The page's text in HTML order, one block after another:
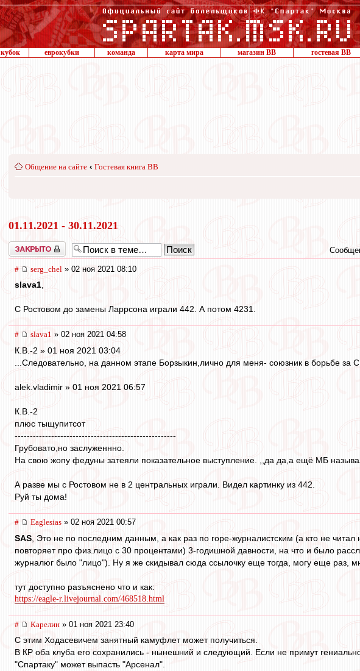
кубок еврокубки команда карта мира магазин ВВ гостевая ВВ
Общение на сайте ‹ Гостевая книга ВВ
01.11.2021 - 30.11.2021
Закрыто
# serg_chel » 02 ноя 2021 08:10
slava1,
С Ростовом до замены Ларрсона играли 442. А потом 4231.
# slava1 » 02 ноя 2021 04:58
К.В.-2 » 01 ноя 2021 03:04
...Следовательно, на данном этапе Борзыкин,лично для меня- союзник в борьбе за
alek.vladimir » 01 ноя 2021 06:57
К.В.-2
плюс тыщупитсот
-----------------------------------------------------
Грубовато,но заслуженнно.
На свою жопу федуны затеяли показательное выступление. ,,да да,а ещё МБ
А разве мы с Ростовом не в 2 центральных играли. Видел картинку из 442.
Руй ты дома!
# Eaglesias » 02 ноя 2021 00:57
SAS , Это не по последним данным, а как раз по горе-журналистским (а кто не
повторяет про физ.лицо с 30 процентами) 3-годишной давности, на что и было
журналюг было "лицо"). Ну я же скидывал сюда ссылочку еще тогда, могу еще раз,
тут доступно разъяснено что и как:
https://eagle-r.livejournal.com/468518.html
# Карелин » 01 ноя 2021 23:40
С этим Ходасевичем занятный камуфлет может получиться.
В КР оба клуба его сохранились - нынешний и следующий. Если не примут
"Спартаку" может выпасть "Арсенал".